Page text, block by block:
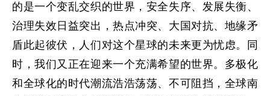
的是一个变乱交织的世界，安全失序、发展失衡、
治理失效日益突出，热点冲突、大国对抗、地缘矛
盾此起彼伏，人们对这个星球的未来更为忧虑。同
时，我们又正在迎来一个充满希望的世界。多极化
和全球化的时代潮流浩浩荡荡、不可阻挡，全球南